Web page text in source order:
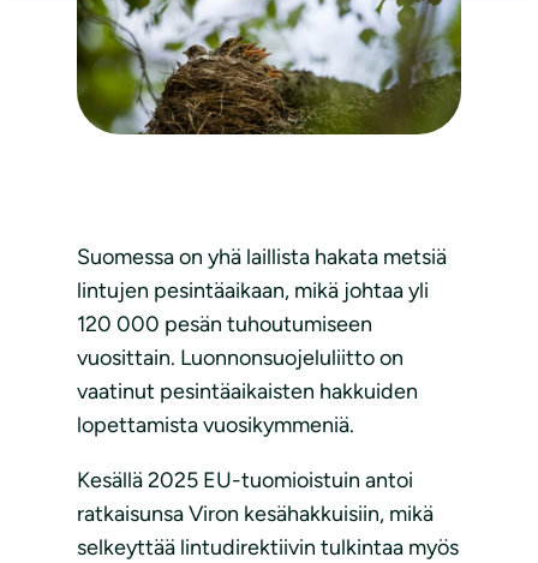
Suomessa on yhä laillista hakata metsiä
lintujen pesintäaikaan, mikä johtaa yli
120 000 pesän tuhoutumiseen
vuosittain. Luonnonsuojeluliitto on
vaatinut pesintäaikaisten hakkuiden
lopettamista vuosikymmeniä.
Kesällä 2025 EU-tuomioistuin antoi
ratkaisunsa Viron kesähakkuisiin, mikä
selkeyttää lintudirektiivin tulkintaa myös